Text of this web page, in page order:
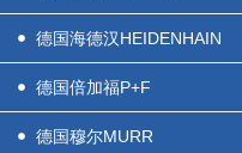
德国海德汉HEIDENHAIN
德国倍加福P+F
德国穆尔MURR